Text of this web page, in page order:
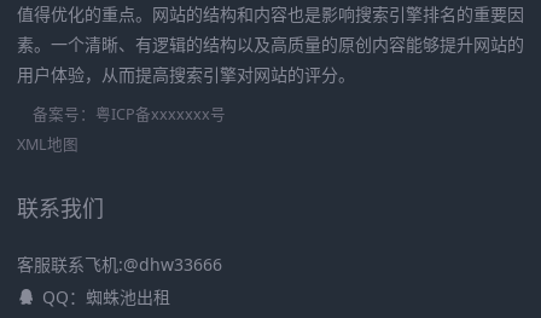
值得优化的重点。网站的结构和内容也是影响搜索引擎排名的重要因
素。一个清晰、有逻辑的结构以及高质量的原创内容能够提升网站的
用户体验，从而提高搜索引擎对网站的评分。
备案号： 粤ICP备xxxxxxx号
XML地图
联系我们
客服联系飞机:@dhw33666
QQ：蜘蛛池出租